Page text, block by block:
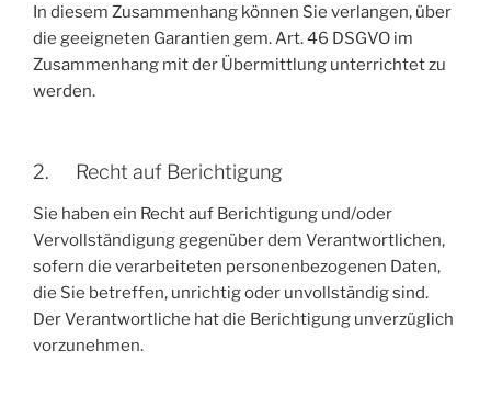
In diesem Zusammenhang können Sie verlangen, über
die geeigneten Garantien gem. Art. 46 DSGVO im
Zusammenhang mit der Übermittlung unterrichtet zu
werden.
2. Recht auf Berichtigung
Sie haben ein Recht auf Berichtigung und/oder
Vervollständigung gegenüber dem Verantwortlichen,
sofern die verarbeiteten personenbezogenen Daten,
die Sie betreffen, unrichtig oder unvollständig sind.
Der Verantwortliche hat die Berichtigung unverzüglich
vorzunehmen.